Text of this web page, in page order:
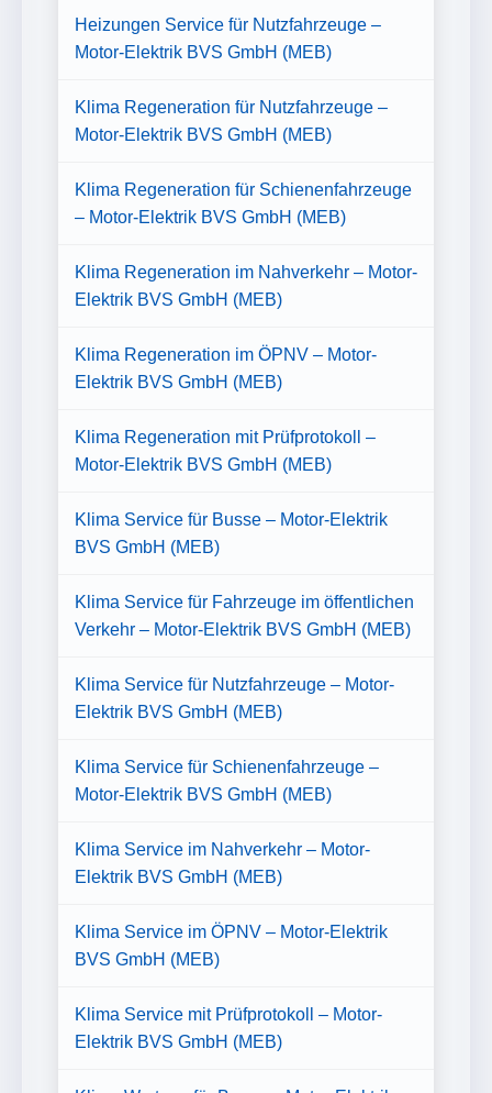
Heizungen Service für Nutzfahrzeuge –
Motor-Elektrik BVS GmbH (MEB)
Klima Regeneration für Nutzfahrzeuge –
Motor-Elektrik BVS GmbH (MEB)
Klima Regeneration für Schienenfahrzeuge
– Motor-Elektrik BVS GmbH (MEB)
Klima Regeneration im Nahverkehr – Motor-
Elektrik BVS GmbH (MEB)
Klima Regeneration im ÖPNV – Motor-
Elektrik BVS GmbH (MEB)
Klima Regeneration mit Prüfprotokoll –
Motor-Elektrik BVS GmbH (MEB)
Klima Service für Busse – Motor-Elektrik
BVS GmbH (MEB)
Klima Service für Fahrzeuge im öffentlichen
Verkehr – Motor-Elektrik BVS GmbH (MEB)
Klima Service für Nutzfahrzeuge – Motor-
Elektrik BVS GmbH (MEB)
Klima Service für Schienenfahrzeuge –
Motor-Elektrik BVS GmbH (MEB)
Klima Service im Nahverkehr – Motor-
Elektrik BVS GmbH (MEB)
Klima Service im ÖPNV – Motor-Elektrik
BVS GmbH (MEB)
Klima Service mit Prüfprotokoll – Motor-
Elektrik BVS GmbH (MEB)